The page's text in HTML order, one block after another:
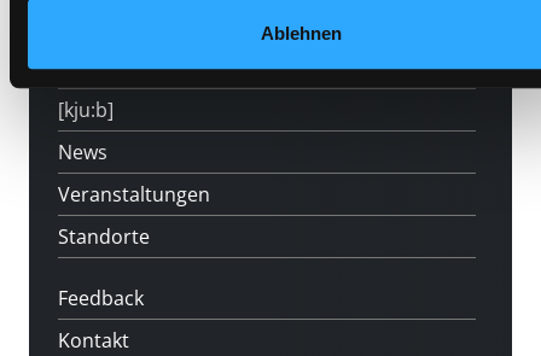
Ablehnen
LABUKA
[kju:b]
News
Veranstaltungen
Standorte
Feedback
Kontakt